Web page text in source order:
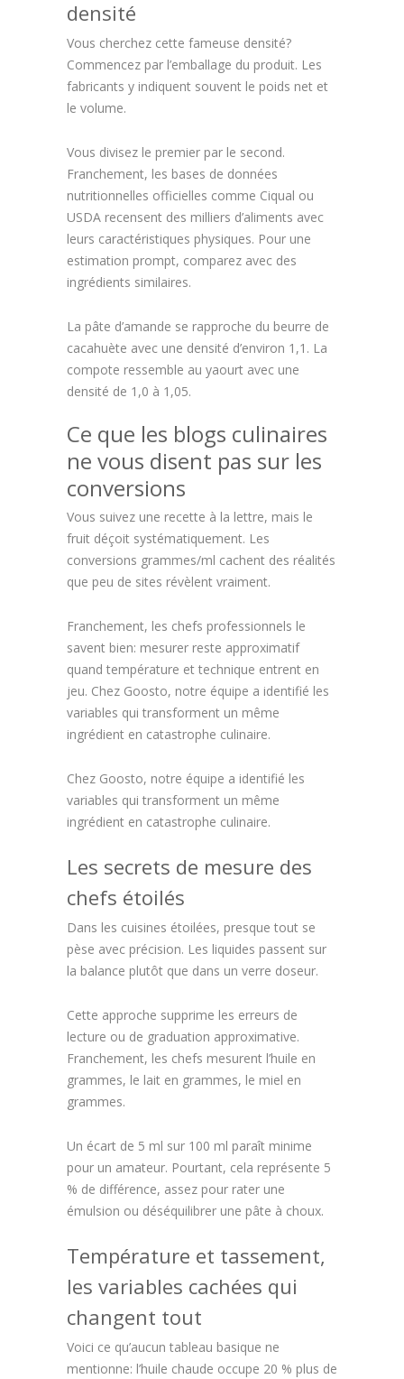
densité
Vous cherchez cette fameuse densité?
Commencez par l’emballage du produit. Les
fabricants y indiquent souvent le poids net et
le volume.
Vous divisez le premier par le second.
Franchement, les bases de données
nutritionnelles officielles comme Ciqual ou
USDA recensent des milliers d’aliments avec
leurs caractéristiques physiques. Pour une
estimation prompt, comparez avec des
ingrédients similaires.
La pâte d’amande se rapproche du beurre de
cacahuète avec une densité d’environ 1,1. La
compote ressemble au yaourt avec une
densité de 1,0 à 1,05.
Ce que les blogs culinaires
ne vous disent pas sur les
conversions
Vous suivez une recette à la lettre, mais le
fruit déçoit systématiquement. Les
conversions grammes/ml cachent des réalités
que peu de sites révèlent vraiment.
Franchement, les chefs professionnels le
savent bien: mesurer reste approximatif
quand température et technique entrent en
jeu. Chez Goosto, notre équipe a identifié les
variables qui transforment un même
ingrédient en catastrophe culinaire.
Chez Goosto, notre équipe a identifié les
variables qui transforment un même
ingrédient en catastrophe culinaire.
Les secrets de mesure des
chefs étoilés
Dans les cuisines étoilées, presque tout se
pèse avec précision. Les liquides passent sur
la balance plutôt que dans un verre doseur.
Cette approche supprime les erreurs de
lecture ou de graduation approximative.
Franchement, les chefs mesurent l’huile en
grammes, le lait en grammes, le miel en
grammes.
Un écart de 5 ml sur 100 ml paraît minime
pour un amateur. Pourtant, cela représente 5
% de différence, assez pour rater une
émulsion ou déséquilibrer une pâte à choux.
Température et tassement,
les variables cachées qui
changent tout
Voici ce qu’aucun tableau basique ne
mentionne: l’huile chaude occupe 20 % plus de